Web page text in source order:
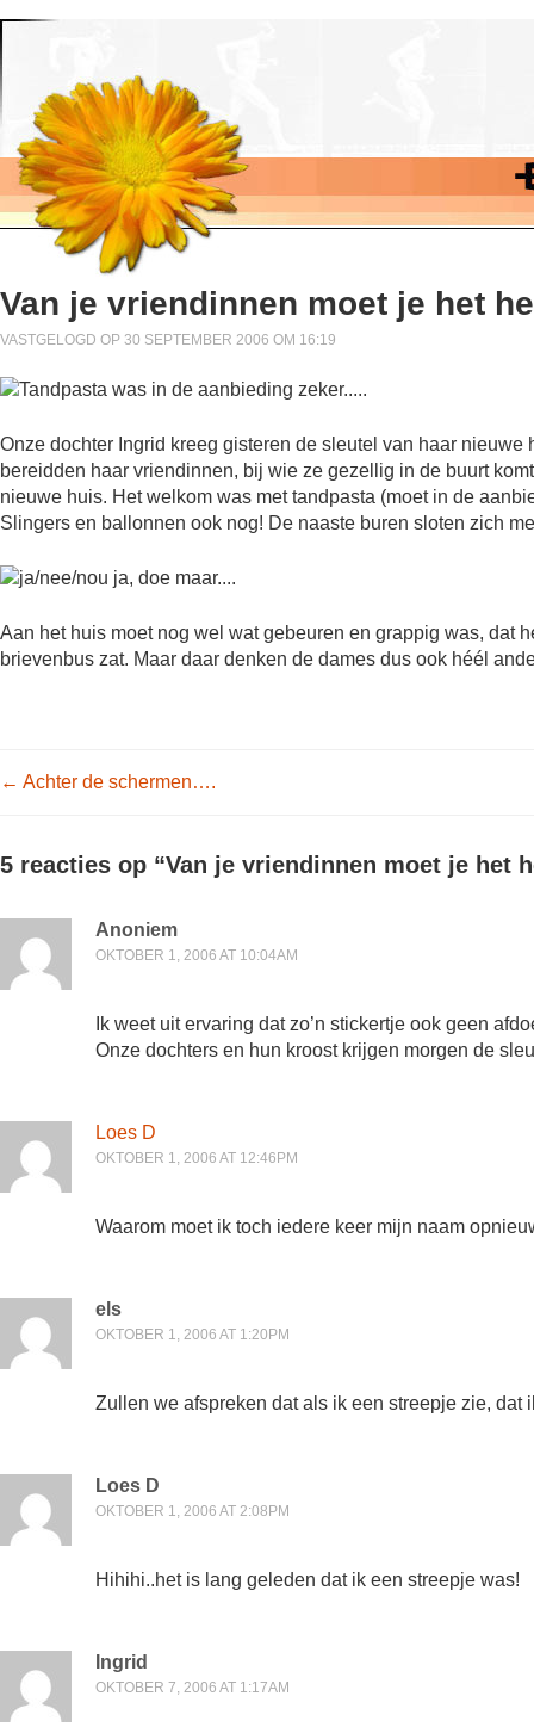
Van je vriendinnen moet je het
VASTGELOGD OP 30 SEPTEMBER 2006 OM 16:19
Onze dochter Ingrid kreeg gisteren de sleutel van haar
bereidden haar vriendinnen, bij wie ze gezellig in de buurt
nieuwe huis. Het welkom was met tandpasta (moet in de
Slingers en ballonnen ook nog! De naaste buren sloten zich
Aan het huis moet nog wel wat gebeuren en grappig was, dat
brievenbus zat. Maar daar denken de dames dus ook héél
Post navigation
← Achter de schermen….
5 reacties op “Van je vriendinnen moet je het
Anoniem
OKTOBER 1, 2006 AT 10:04AM
Ik weet uit ervaring dat zo’n stickertje ook geen
Onze dochters en hun kroost krijgen morgen de
Loes D
OKTOBER 1, 2006 AT 12:46PM
Waarom moet ik toch iedere keer mijn naam
els
OKTOBER 1, 2006 AT 1:20PM
Zullen we afspreken dat als ik een streepje zie, dat
Loes D
OKTOBER 1, 2006 AT 2:08PM
Hihihi..het is lang geleden dat ik een streepje was!
Ingrid
OKTOBER 7, 2006 AT 1:17AM